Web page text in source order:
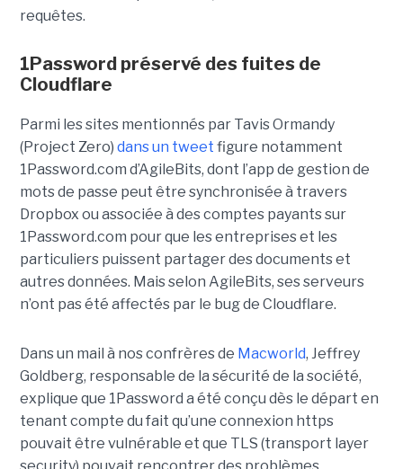
requêtes.
1Password préservé des fuites de
Cloudflare
Parmi les sites mentionnés par Tavis Ormandy
(Project Zero) dans un tweet figure notamment
1Password.com d’AgileBits, dont l’app de gestion de
mots de passe peut être synchronisée à travers
Dropbox ou associée à des comptes payants sur
1Password.com pour que les entreprises et les
particuliers puissent partager des documents et
autres données. Mais selon AgileBits, ses serveurs
n’ont pas été affectés par le bug de Cloudflare.
Dans un mail à nos confrères de Macworld, Jeffrey
Goldberg, responsable de la sécurité de la société,
explique que 1Password a été conçu dès le départ en
tenant compte du fait qu’une connexion https
pouvait être vulnérable et que TLS (transport layer